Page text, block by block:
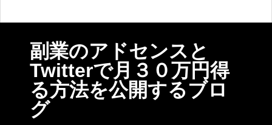
副業のアドセンスと
Twitterで月３０万円得
る方法を公開するブロ
グ